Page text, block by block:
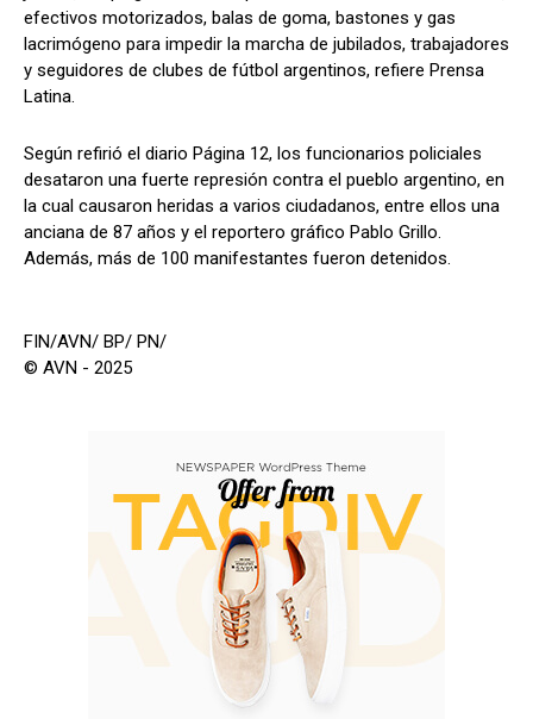
efectivos motorizados, balas de goma, bastones y gas
lacrimógeno para impedir la marcha de jubilados, trabajadores
y seguidores de clubes de fútbol argentinos, refiere Prensa
Latina.
Según refirió el diario Página 12, los funcionarios policiales
desataron una fuerte represión contra el pueblo argentino, en
la cual causaron heridas a varios ciudadanos, entre ellos una
anciana de 87 años y el reportero gráfico Pablo Grillo.
Además, más de 100 manifestantes fueron detenidos.
FIN/AVN/ BP/ PN/
© AVN - 2025